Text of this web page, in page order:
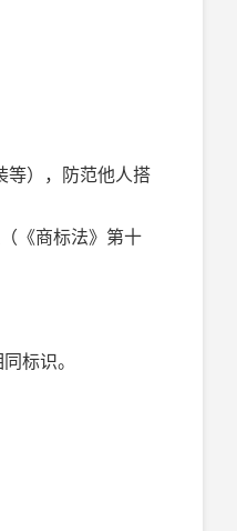
等），防范他人搭
《商标法》第十
标识。